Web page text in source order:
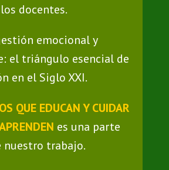
docentes.
emocional y
el triángulo esencial de
en el Siglo XXI.
QUE EDUCAN Y CUIDAR
es una parte
nuestro trabajo.